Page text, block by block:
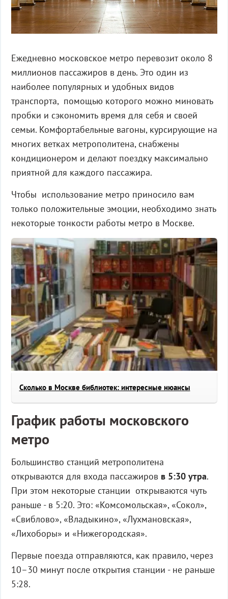
Ежедневно московское метро перевозит около 8
миллионов пассажиров в день. Это один из
наиболее популярных и удобных видов
транспорта, помощью которого можно миновать
пробки и сэкономить время для себя и своей
семьи. Комфортабельные вагоны, курсирующие на
многих ветках метрополитена, снабжены
кондиционером и делают поездку максимально
приятной для каждого пассажира.
Чтобы использование метро приносило вам
только положительные эмоции, необходимо знать
некоторые тонкости работы метро в Москве.
Сколько в Москве библиотек: интересные нюансы
График работы московского
метро
Большинство станций метрополитена
открываются для входа пассажиров в 5:30 утра.
При этом некоторые станции открываются чуть
раньше - в 5:20. Это: «Комсомольская», «Сокол»,
«Свиблово», «Владыкино», «Лухмановская»,
«Лихоборы» и «Нижегородская».
Первые поезда отправляются, как правило, через
10–30 минут после открытия станции - не раньше
5:28.